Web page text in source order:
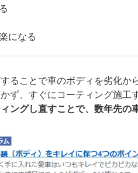
になる
ることで車のボディを劣化か
ず、すぐにコーティング施工
ングし直すことで、数年先の